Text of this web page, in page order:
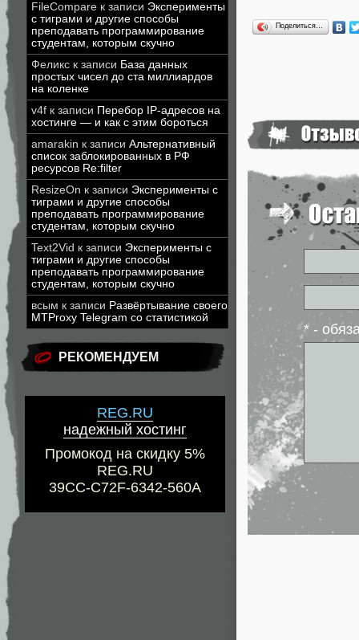
FileCompare к записи Эксперименты
с тиграми и другие способы
преподавать программирование
студентам, которым скучно
Феликс к записи База данных
простых чисел до ста миллиардов
на коленке
v4f к записи Перебор IP-адресов на
хостинге — и как с этим бороться
amarakin к записи Альтернативный
список заблокированных в РФ
ресурсов Re:filter
ResizeOn к записи Эксперименты с
тиграми и другие способы
преподавать программирование
студентам, которым скучно
Text2Vid к записи Эксперименты с
тиграми и другие способы
преподавать программирование
студентам, которым скучно
всым к записи Развёртывание своего
MTProxy Telegram со статистикой
РЕКОМЕНДУЕМ
REG.RU
надежный хостинг
Промокод на скидку 5%
REG.RU
39CC-C72F-6342-560A
Поделиться…
* -